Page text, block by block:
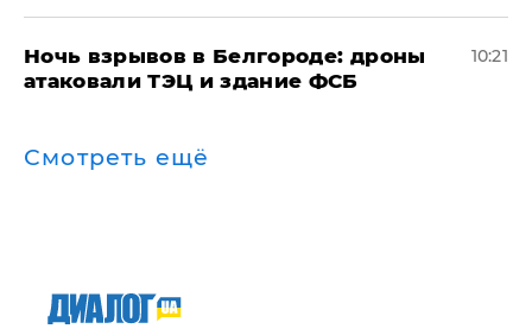
​Ночь взрывов в Белгороде: дроны
атаковали ТЭЦ и здание ФСБ
10:21
Смотреть ещё